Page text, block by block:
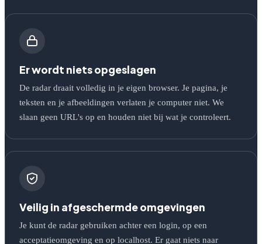
Er wordt niets opgeslagen
De radar draait volledig in je eigen browser. Je pagina, je
teksten en je afbeeldingen verlaten je computer niet. We
slaan geen URL's op en houden niet bij wat je controleert.
Veilig in afgeschermde omgevingen
Je kunt de radar gebruiken achter een login, op een
acceptatieomgeving en op localhost. Er gaat niets naar